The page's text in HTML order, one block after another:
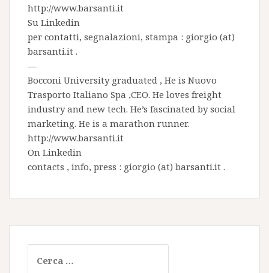
http://www.barsanti.it
Su Linkedin
per contatti, segnalazioni, stampa : giorgio (at)
barsanti.it .
—
Bocconi University graduated , He is Nuovo
Trasporto Italiano Spa ,CEO. He loves freight
industry and new tech. He’s fascinated by social
marketing. He is a marathon runner.
http://www.barsanti.it
On Linkedin
contacts , info, press : giorgio (at) barsanti.it .
per: